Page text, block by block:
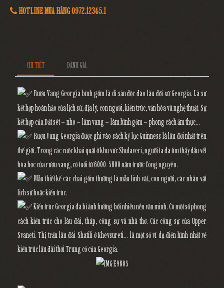
HOTLINE MUA HÀNG 0972.12345.1
CHI TIẾT ĐÁNH GIÁ
Rượu Vang Georgia bình gốm là di sản độc đáo lâu đời xứ Georgia. Là sự
kết hợp hoàn hảo của lịch sử, địa lý, con người, kiến trúc, văn hóa và nghệ thuật. Sự
kết hợp của Đất sét – nho – làm vang – làm bình gốm – phong cách ẩm thực…
Rượu Vang Georgia được ghi vào sách kỷ lục Guinness là lâu đời nhất trên
thế giới. Trong các cuộc khai quật ở khu vực Shulaveri, người ta đã tìm thấy dấu vết
hóa học của rượu vang, có tuổi từ 6000-5800 năm trước Công nguyên.
Mẫu thiết kế các chai gốm thường là mẫu linh vật, con người, các nhân vật
lịch sử hoặc kiến trúc.
Kiến trúc Georgia đã bị ảnh hưởng bởi nhiều nền văn minh. Có một số phong
cách kiến trúc cho lâu đài, tháp, công sự và nhà thờ. Các công sự của Upper
Svaneti. Thị trấn lâu đài Shatili ở Khevsureti… là một số ví dụ điển hình nhất về
kiến trúc lâu đài thời Trung cổ của Georgia.